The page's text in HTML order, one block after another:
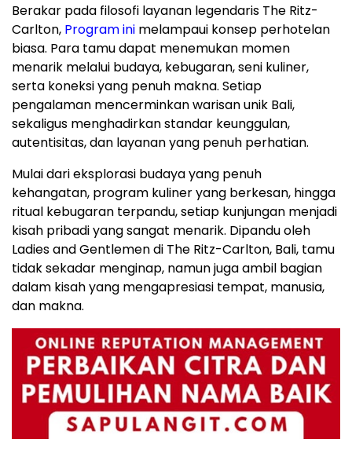
Berakar pada filosofi layanan legendaris The Ritz-
Carlton, Program ini melampaui konsep perhotelan
biasa. Para tamu dapat menemukan momen
menarik melalui budaya, kebugaran, seni kuliner,
serta koneksi yang penuh makna. Setiap
pengalaman mencerminkan warisan unik Bali,
sekaligus menghadirkan standar keunggulan,
autentisitas, dan layanan yang penuh perhatian.
Mulai dari eksplorasi budaya yang penuh
kehangatan, program kuliner yang berkesan, hingga
ritual kebugaran terpandu, setiap kunjungan menjadi
kisah pribadi yang sangat menarik. Dipandu oleh
Ladies and Gentlemen di The Ritz-Carlton, Bali, tamu
tidak sekadar menginap, namun juga ambil bagian
dalam kisah yang mengapresiasi tempat, manusia,
dan makna.